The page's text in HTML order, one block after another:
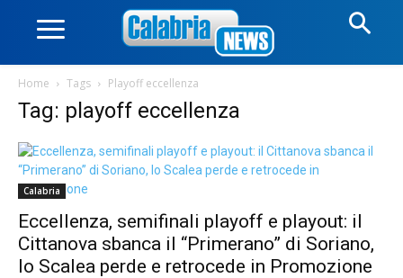
Home Tags Playoff eccellenza
Tag: playoff eccellenza
Calabria
Eccellenza, semifinali playoff e playout: il
Cittanova sbanca il “Primerano” di Soriano,
lo Scalea perde e retrocede in Promozione